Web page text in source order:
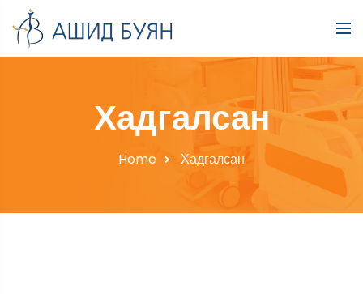
Хадгалсан
Home Хадгалсан